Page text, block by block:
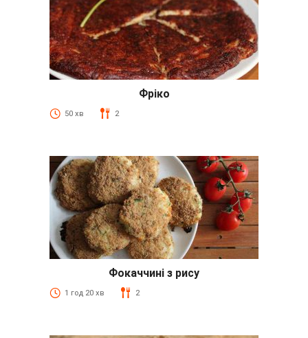
Фріко
50 хв 2
Фокаччині з рису
1 год 20 хв 2